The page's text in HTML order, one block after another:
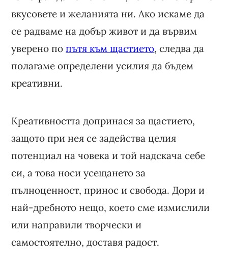
вкусовете и желанията ни. Ако искаме да
се радваме на добър живот и да вървим
уверено по пътя към щастието, следва да
полагаме определени усилия да бъдем
креативни.
Креативността допринася за щастието,
защото при нея се задейства целия
потенциал на човека и той надскача себе
си, а това носи усещането за
пълноценност, принос и свобода. Дори и
най-дребното нещо, което сме измислили
или направили творчески и
самостоятелно, доставя радост.